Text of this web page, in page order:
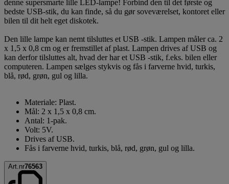
denne supersmarte lille LED-lampe! Forbind den til det første og
bedste USB-stik, du kan finde, så du gør soveværelset, kontoret eller
bilen til dit helt eget diskotek.
Den lille lampe kan nemt tilsluttes et USB -stik. Lampen måler ca. 2
x 1,5 x 0,8 cm og er fremstillet af plast. Lampen drives af USB og
kan derfor tilsluttes alt, hvad der har et USB -stik, f.eks. bilen eller
computeren. Lampen sælges stykvis og fås i farverne hvid, turkis,
blå, rød, grøn, gul og lilla.
Materiale: Plast.
Mål: 2 x 1,5 x 0,8 cm.
Antal: 1-pak.
Volt: 5V.
Drives af USB.
Fås i farverne hvid, turkis, blå, rød, grøn, gul og lilla.
Art.nr76563